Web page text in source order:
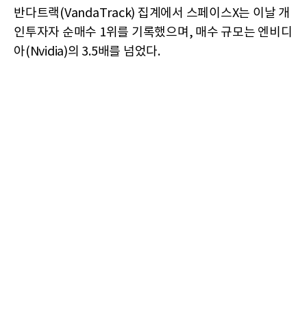
반다트랙(VandaTrack) 집계에서 스페이스X는 이날 개
인투자자 순매수 1위를 기록했으며, 매수 규모는 엔비디
아(Nvidia)의 3.5배를 넘었다.